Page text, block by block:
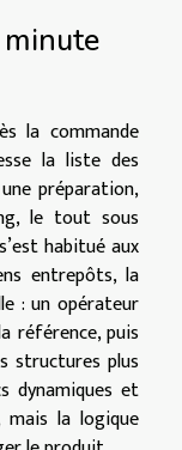
minute
la commande
la liste des
préparation,
le tout sous
habitué aux
entrepôts, la
: un opérateur
référence, puis
structures plus
dynamiques et
la logique